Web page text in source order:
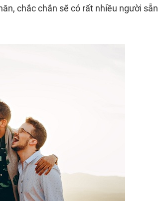
chắc chắn sẽ có rất nhiều người sẵn